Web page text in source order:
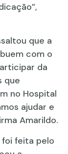
que a
com o
da
que
no Hospital
ajudar e
Amarildo.
foi feita pelo